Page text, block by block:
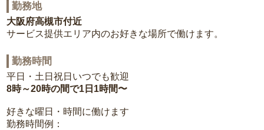
勤務地
大阪府高槻市付近
サービス提供エリア内のお好きな場所で働けます。
勤務時間
平日・土日祝日いつでも歓迎
8時～20時の間で1日1時間〜
好きな曜日・時間に働けます
勤務時間例：